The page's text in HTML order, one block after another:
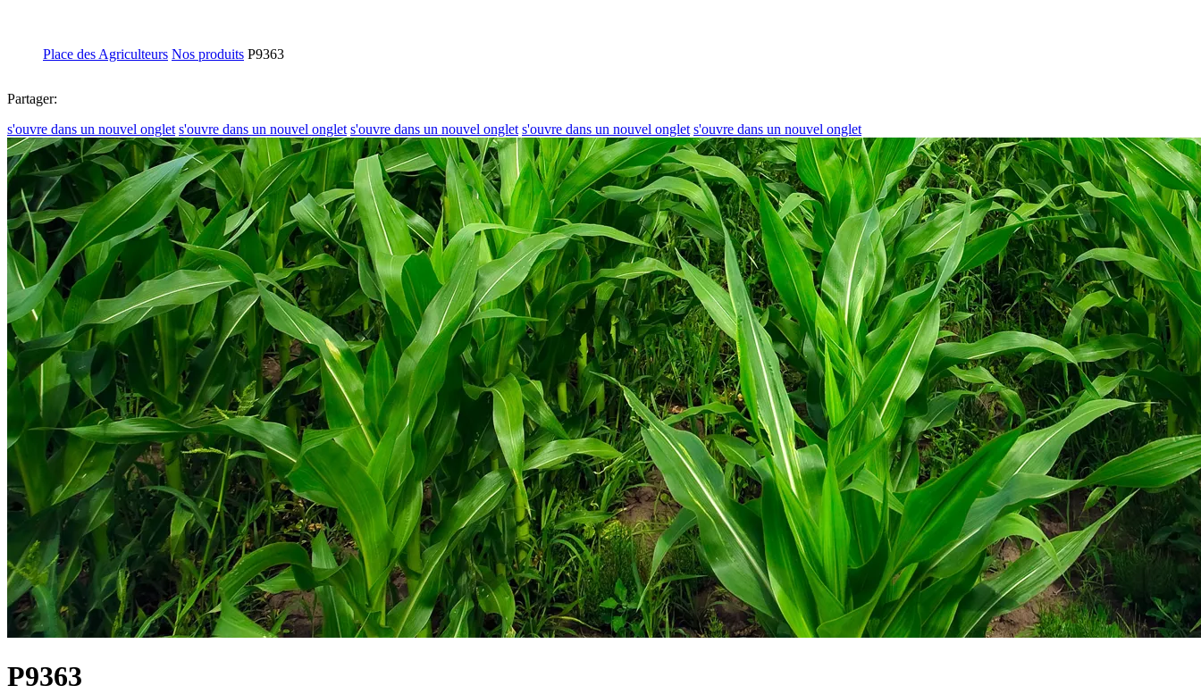
Place des Agriculteurs Nos produits P9363
Partager:
s'ouvre dans un nouvel onglet s'ouvre dans un nouvel onglet s'ouvre dans un nouvel onglet s'ouvre dans un nouvel onglet s'ouvre dans un nouvel onglet
P9363